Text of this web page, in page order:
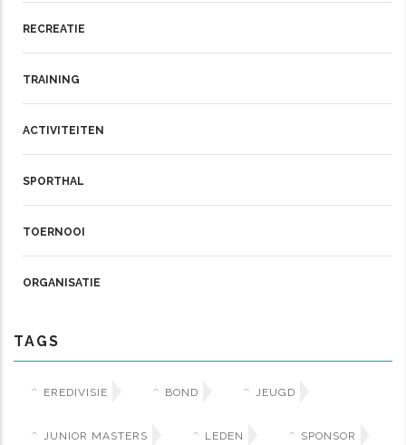
RECREATIE
TRAINING
ACTIVITEITEN
SPORTHAL
TOERNOOI
ORGANISATIE
TAGS
EREDIVISIE BOND JEUGD
JUNIOR MASTERS LEDEN SPONSOR